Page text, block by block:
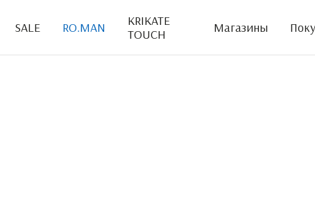
SALE RO.MAN
KRIKATE
TOUCH
Магазины